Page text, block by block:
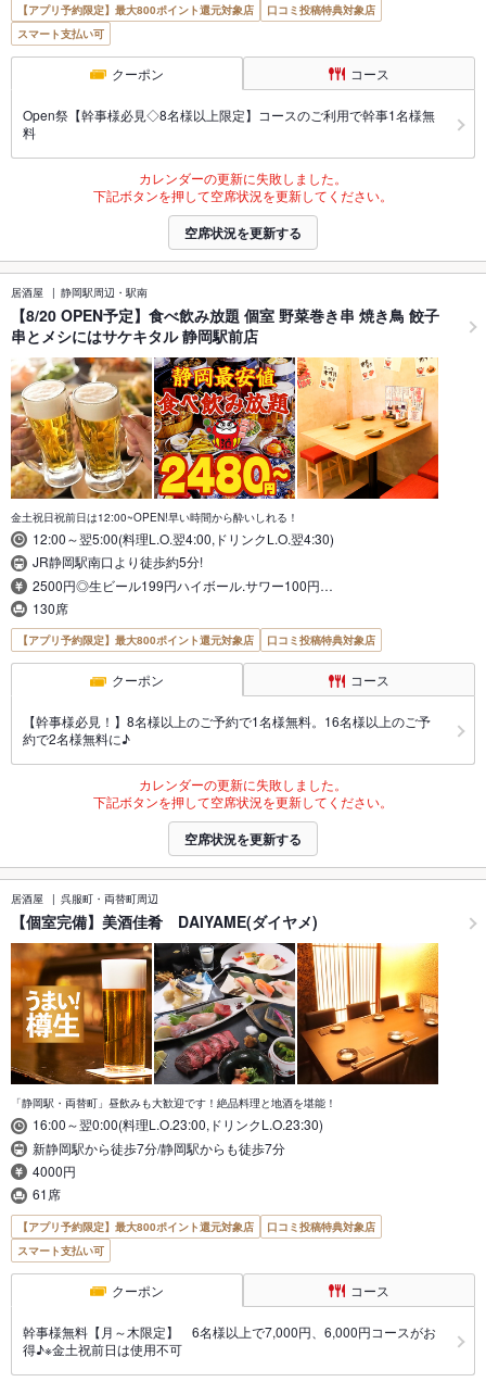
【アプリ予約限定】最大800ポイント還元対象店
口コミ投稿特典対象店
スマート支払い可
クーポン コース
Open祭【幹事様必見◇8名様以上限定】コースのご利用で幹事1名様無
料
カレンダーの更新に失敗しました。
下記ボタンを押して空席状況を更新してください。
空席状況を更新する
居酒屋 静岡駅周辺・駅南
【8/20 OPEN予定】食べ飲み放題 個室 野菜巻き串 焼き鳥 餃子
串とメシにはサケキタル 静岡駅前店
金土祝日祝前日は12:00~OPEN!早い時間から酔いしれる！
12:00～翌5:00(料理L.O.翌4:00,ドリンクL.O.翌4:30)
JR静岡駅南口より徒歩約5分!
2500円◎生ビール199円ハイボール.サワー100円…
130席
【アプリ予約限定】最大800ポイント還元対象店 口コミ投稿特典対象店
クーポン コース
【幹事様必見！】8名様以上のご予約で1名様無料。16名様以上のご予
約で2名様無料に♪
カレンダーの更新に失敗しました。
下記ボタンを押して空席状況を更新してください。
空席状況を更新する
居酒屋 呉服町・両替町周辺
【個室完備】美酒佳肴 DAIYAME(ダイヤメ)
「静岡駅・両替町」昼飲みも大歓迎です！絶品料理と地酒を堪能！
16:00～翌0:00(料理L.O.23:00,ドリンクL.O.23:30)
新静岡駅から徒歩7分/静岡駅からも徒歩7分
4000円
61席
【アプリ予約限定】最大800ポイント還元対象店
口コミ投稿特典対象店
スマート支払い可
クーポン コース
幹事様無料【月～木限定】 6名様以上で7,000円、6,000円コースがお
得♪※金土祝前日は使用不可